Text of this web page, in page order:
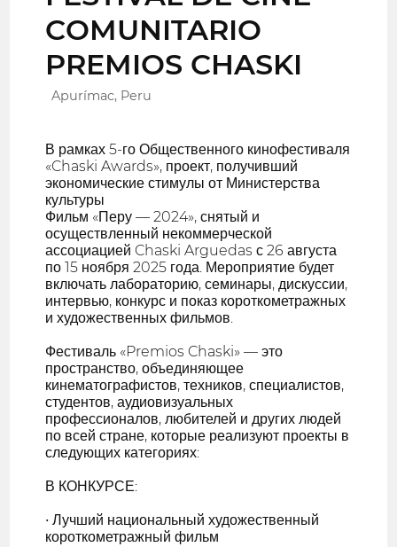
COMUNITARIO
PREMIOS CHASKI
Apurímac, Peru
В рамках 5-го Общественного кинофестиваля
«Chaski Awards», проект, получивший
экономические стимулы от Министерства
культуры
Фильм «Перу — 2024», снятый и
осуществленный некоммерческой
ассоциацией Chaski Arguedas с 26 августа
по 15 ноября 2025 года. Мероприятие будет
включать лабораторию, семинары, дискуссии,
интервью, конкурс и показ короткометражных
и художественных фильмов.
Фестиваль «Premios Chaski» — это
пространство, объединяющее
кинематографистов, техников, специалистов,
студентов, аудиовизуальных
профессионалов, любителей и других людей
по всей стране, которые реализуют проекты в
следующих категориях:
В КОНКУРСЕ:
• Лучший национальный художественный
короткометражный фильм